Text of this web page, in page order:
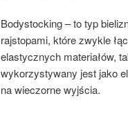
Bodystocking – to typ
rajstopami, które zwykle
elastycznych materiałów,
wykorzystywany jest jako
na wieczorne wyjścia.